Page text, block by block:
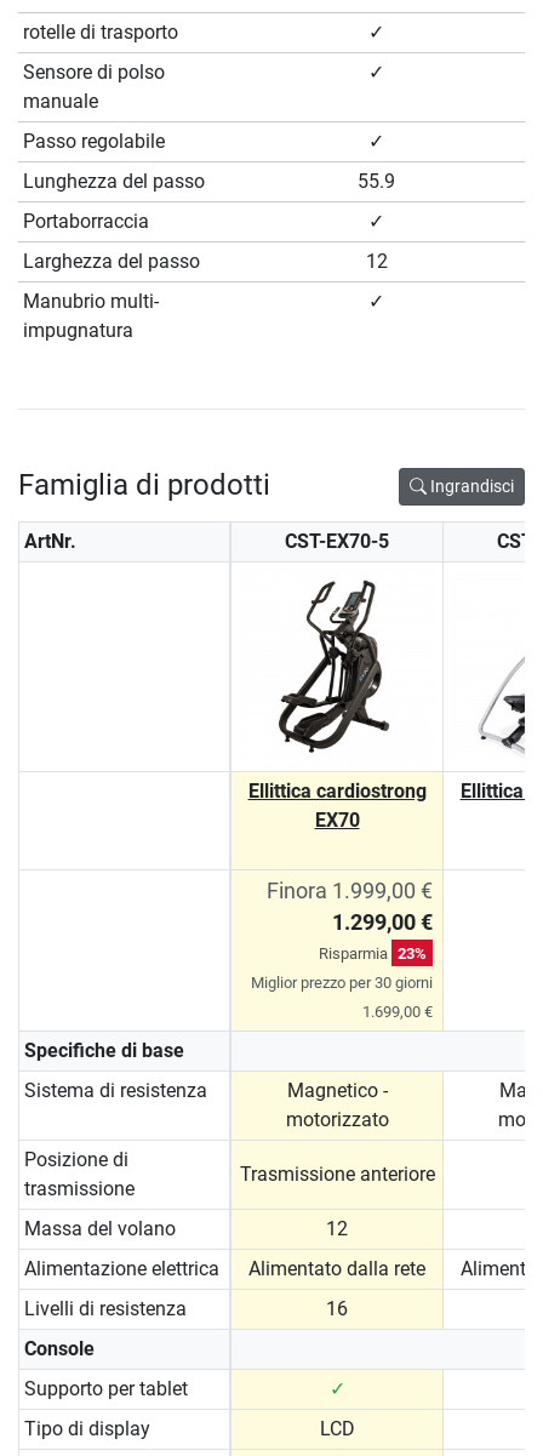
rotelle di trasporto
✓
Sensore di polso
manuale
✓
Passo regolabile
✓
Lunghezza del passo
55.9
Portaborraccia
✓
Larghezza del passo
12
Manubrio multi-
impugnatura
✓
Famiglia di prodotti Ingrandisci
ArtNr. CST-EX70-5
Ellittica cardiostrong
EX70
Ellittica
Finora 1.999,00 €
1.299,00 €
Risparmia 23%
Miglior prezzo per 30 giorni
1.699,00 €
Specifiche di base
Sistema di resistenza
Magnetico -
motorizzato
Posizione di
trasmissione
Trasmissione anteriore
Massa del volano 12
Alimentazione elettrica
Alimentato dalla rete
Livelli di resistenza
16
Console
Supporto per tablet
✓
Tipo di display
LCD